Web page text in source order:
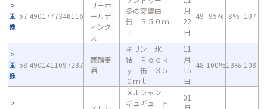
画
像
57 4901777346116
リーホ
ールデ
ィング
ス
冬の交響曲
缶 ３５０ｍ
ｌ
月
22
日
49 95% 8% 107
画
像
58 4901411097237
麒麟麦
酒
キリン 氷
結 Ｐｏｃｋ
ｙ 缶 ３５
０ｍｌ
11
月
15
日
48 100%13% 108
メルシャン
ギュギュ ト
01